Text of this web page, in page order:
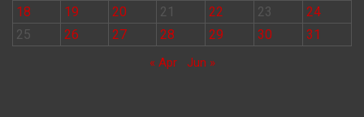
18
19 20 21 22 23
24
25
26 27 28 29 30 31
« Apr Jun »